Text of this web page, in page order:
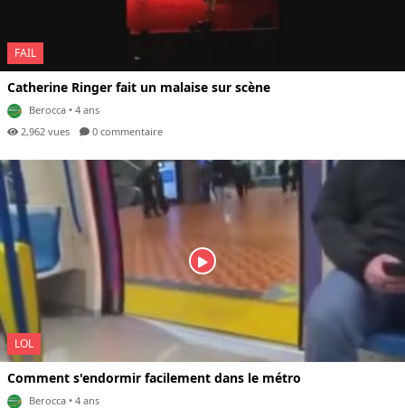
FAIL
Catherine Ringer fait un malaise sur scène
Berocca • 4 ans
2,962 vues
0 commentaire
LOL
Comment s'endormir facilement dans le métro
Berocca • 4 ans